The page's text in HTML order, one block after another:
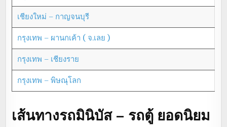
เชียงใหม่ – กาญจนบุรี
กรุงเทพ – ผานกเค้า ( จ.เลย )
กรุงเทพ – เชียงราย
กรุงเทพ – พิษณุโลก
เส้นทางรถมินิบัส – รถตู้ ยอดนิยม